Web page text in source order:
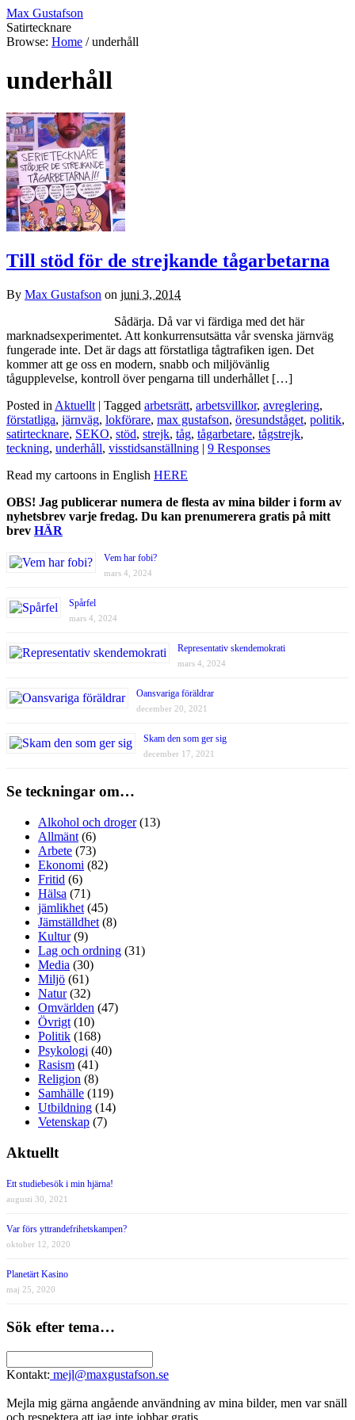
Max Gustafson
Satirtecknare
Browse: Home / underhåll
underhåll
Till stöd för de strejkande tågarbetarna
By Max Gustafson on juni 3, 2014
Sådärja. Då var vi färdiga med det här
marknadsexperimentet. Att konkurrensutsätta vår svenska järnväg
fungerade inte. Det är dags att förstatliga tågtrafiken igen. Det
kommer att ge oss en modern, snabb och miljövänlig
tågupplevelse, kontroll över pengarna till underhållet […]
Posted in Aktuellt | Tagged arbetsrätt, arbetsvillkor, avreglering,
förstatliga, järnväg, lokförare, max gustafson, öresundståget, politik,
satirtecknare, SEKO, stöd, strejk, tåg, tågarbetare, tågstrejk,
teckning, underhåll, visstidsanställning | 9 Responses
Read my cartoons in English HERE
OBS! Jag publicerar numera de flesta av mina bilder i form av
nyhetsbrev varje fredag. Du kan prenumerera gratis på mitt
brev HÄR
Vem har fobi?
mars 4, 2024
Spårfel
mars 4, 2024
Representativ skendemokrati
mars 4, 2024
Oansvariga föräldrar
december 20, 2021
Skam den som ger sig
december 17, 2021
Se teckningar om…
Alkohol och droger(13)
Allmänt (6)
Arbete (73)
Ekonomi (82)
Fritid (6)
Hälsa (71)
jämlikhet (45)
Jämställdhet (8)
Kultur(9)
Lag och ordning (31)
Media (30)
Miljö (61)
Natur(32)
Omvärlden (47)
Övrigt (10)
Politik (168)
Psykologi (40)
Rasism (41)
Religion (8)
Samhälle (119)
Utbildning (14)
Vetenskap (7)
Aktuellt
Ett studiebesök i min hjärna!
augusti 30, 2021
Var förs yttrandefrihetskampen?
oktober 12, 2020
Planetärt Kasino
maj 25, 2020
Sök efter tema…
Kontakt: mejl@maxgustafson.se
Mejla mig gärna angående användning av mina bilder, men var snäll
och respektera att jag inte jobbar gratis.